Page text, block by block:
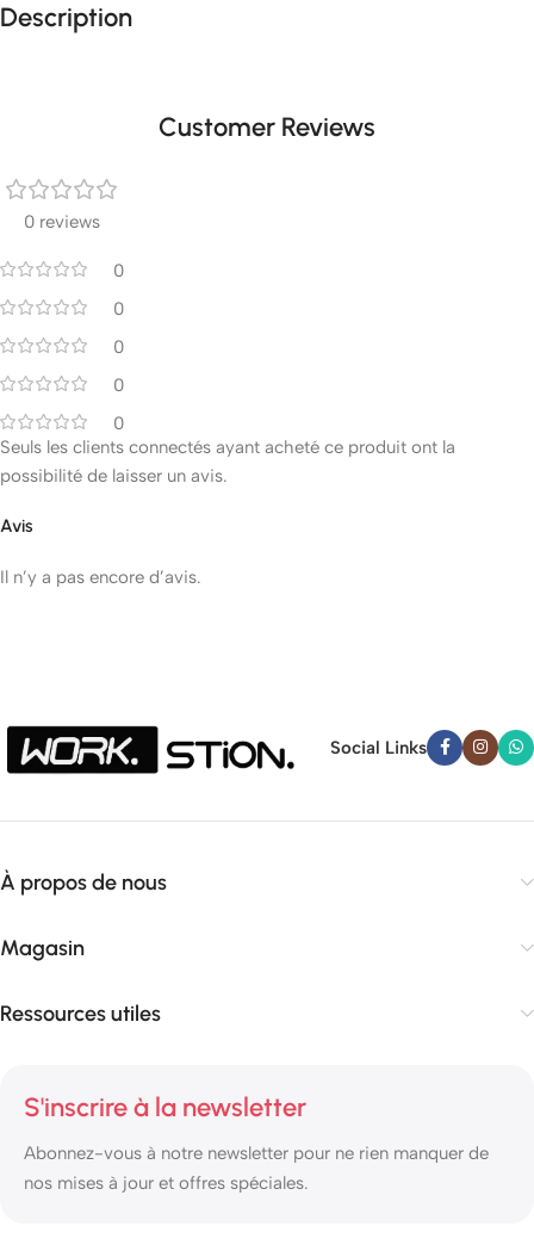
Description
Customer Reviews
0 reviews
0
0
0
0
0
Avis
Il n’y a pas encore d’avis.
Seuls les clients connectés ayant acheté ce produit ont la
possibilité de laisser un avis.
Social Links
À propos de nous
Magasin
Ressources utiles
S'inscrire à la newsletter
Abonnez-vous à notre newsletter pour ne rien manquer de
nos mises à jour et offres spéciales.